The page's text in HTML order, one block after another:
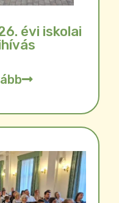
évi iskolai